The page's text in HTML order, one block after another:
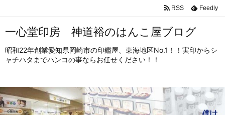
一心堂印房 神道裕のはんこ屋ブログ
昭和22年創業愛知県岡崎市の印鑑屋、東海地区No.1！！実印からシ
ャチハタまでハンコの事ならお任せください！！
RSS Feedly